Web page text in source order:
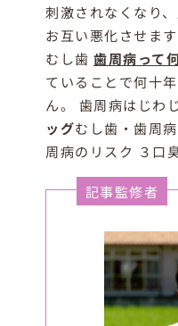
刺激されなくなり
お互い悪化させま
むし歯歯周病って
ていることで何十
ん。 歯周病はじわ
ッグむし歯・歯周
周病のリスク ３口
記事監修者